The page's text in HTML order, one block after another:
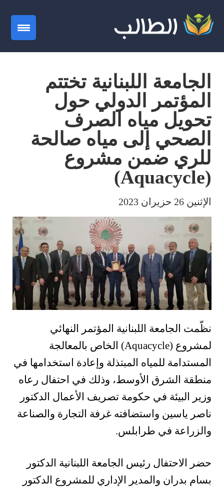
الجامعة اللبنانية تختتم
المؤتمر الدولي حول
تحويل مياه الصرف
الصحي إلى مياه صالحة
للري ضمن مشروع
(Aquacycle)
الإثنين 26 حزيران 2023
نظّمت الجامعة اللبنانية المؤتمر النهائي
لمشروع (Aquacycle) الخاص بالمعالجة
المستدامة للمياه المبتذلة وإعادة استخدامها في
منطقة الشرق الأوسط، وذلك في احتفال رعاه
وزير البيئة في حكومة تصريف الأعمال الدكتور
ناصر ياسين واستضافته غرفة التجارة والصناعة
والزراعة في طرابلس.
حضر الاحتفال رئيس الجامعة اللبنانية الدكتور
بسام بدران والمدير الإداري للمشروع الدكتور